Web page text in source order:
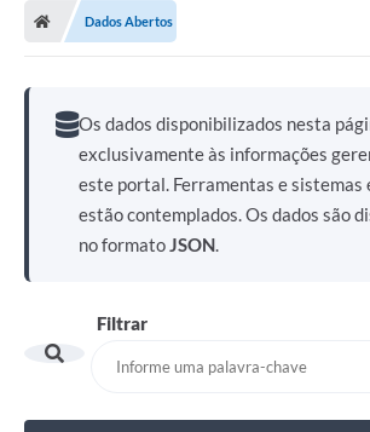
Dados Abertos
Os dados disponibilizados nesta
exclusivamente às informações
este portal. Ferramentas e sistemas
estão contemplados. Os dados são
no formatoJSON.
Filtrar